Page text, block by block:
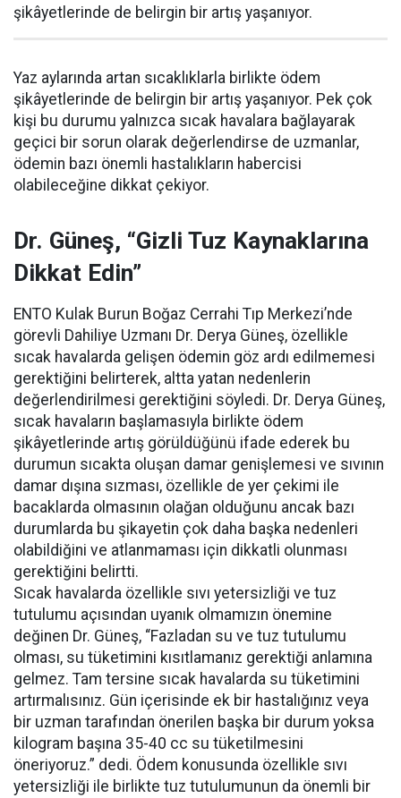
şikâyetlerinde de belirgin bir artış yaşanıyor.
Yaz aylarında artan sıcaklıklarla birlikte ödem
şikâyetlerinde de belirgin bir artış yaşanıyor. Pek çok
kişi bu durumu yalnızca sıcak havalara bağlayarak
geçici bir sorun olarak değerlendirse de uzmanlar,
ödemin bazı önemli hastalıkların habercisi
olabileceğine dikkat çekiyor.
Dr. Güneş, “Gizli Tuz Kaynaklarına
Dikkat Edin”
ENTO Kulak Burun Boğaz Cerrahi Tıp Merkezi’nde
görevli Dahiliye Uzmanı Dr. Derya Güneş, özellikle
sıcak havalarda gelişen ödemin göz ardı edilmemesi
gerektiğini belirterek, altta yatan nedenlerin
değerlendirilmesi gerektiğini söyledi. Dr. Derya Güneş,
sıcak havaların başlamasıyla birlikte ödem
şikâyetlerinde artış görüldüğünü ifade ederek bu
durumun sıcakta oluşan damar genişlemesi ve sıvının
damar dışına sızması, özellikle de yer çekimi ile
bacaklarda olmasının olağan olduğunu ancak bazı
durumlarda bu şikayetin çok daha başka nedenleri
olabildiğini ve atlanmaması için dikkatli olunması
gerektiğini belirtti.
Sıcak havalarda özellikle sıvı yetersizliği ve tuz
tutulumu açısından uyanık olmamızın önemine
değinen Dr. Güneş, “Fazladan su ve tuz tutulumu
olması, su tüketimini kısıtlamanız gerektiği anlamına
gelmez. Tam tersine sıcak havalarda su tüketimini
artırmalısınız. Gün içerisinde ek bir hastalığınız veya
bir uzman tarafından önerilen başka bir durum yoksa
kilogram başına 35-40 cc su tüketilmesini
öneriyoruz.” dedi. Ödem konusunda özellikle sıvı
yetersizliği ile birlikte tuz tutulumunun da önemli bir